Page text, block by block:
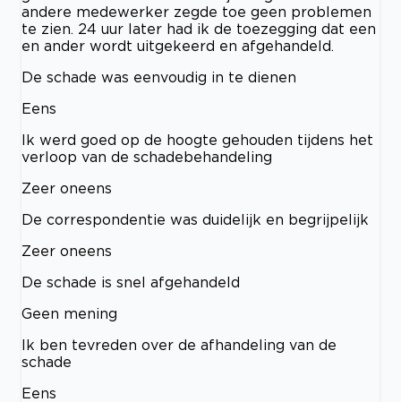
andere medewerker zegde toe geen problemen
te zien. 24 uur later had ik de toezegging dat een
en ander wordt uitgekeerd en afgehandeld.
De schade was eenvoudig in te dienen
Eens
Ik werd goed op de hoogte gehouden tijdens het
verloop van de schadebehandeling
Zeer oneens
De correspondentie was duidelijk en begrijpelijk
Zeer oneens
De schade is snel afgehandeld
Geen mening
Ik ben tevreden over de afhandeling van de
schade
Eens